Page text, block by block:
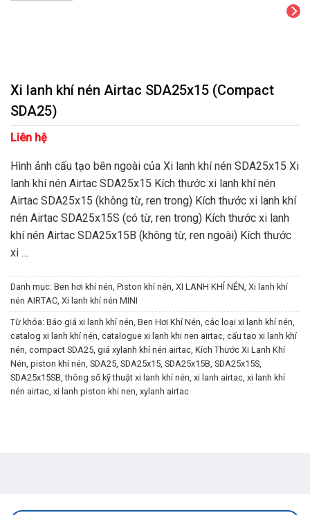
Xi lanh khí nén Airtac SDA25x15 (Compact
SDA25)
Liên hệ
Hình ảnh cấu tạo bên ngoài của Xi lanh khí nén SDA25x15 Xi
lanh khí nén Airtac SDA25x15 Kích thước xi lanh khí nén
Airtac SDA25x15 (không từ, ren trong) Kích thước xi lanh khí
nén Airtac SDA25x15S (có từ, ren trong) Kích thước xi lanh
khí nén Airtac SDA25x15B (không từ, ren ngoài) Kích thước
xi …
Danh mục: Ben hơi khí nén, Piston khí nén, XI LANH KHÍ NÉN, Xi lanh khí
nén AIRTAC, Xi lanh khí nén MINI
Từ khóa: Báo giá xi lanh khí nén, Ben Hơi Khí Nén, các loại xi lanh khí nén,
catalog xi lanh khí nén, catalogue xi lanh khi nen airtac, cấu tạo xi lanh khí
nén, compact SDA25, giá xylanh khí nén airtac, Kích Thước Xi Lanh Khí
Nén, piston khí nén, SDA25, SDA25x15, SDA25x15B, SDA25x15S,
SDA25x15SB,thông số kỹ thuật xi lanh khí nén, xi lanh airtac, xi lanh khí
nén airtac, xi lanh piston khi nen, xylanh airtac